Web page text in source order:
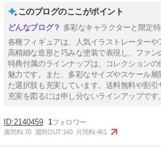
このブログのここがポイント
多彩なキャラクターと限定
各種フィギュアは、人気イラストレーター
高精細な造形と巧みな塗装で表現し、ファ
特典付属のラインナップは、コレクション
魅力です。また、多彩なサイズやスケール
た選択肢も充実しています。送料無料や割
充実を図るには申し分ないラインアップです。
2140459 1
週間IN:70 週間OUT:140 月間IN:461